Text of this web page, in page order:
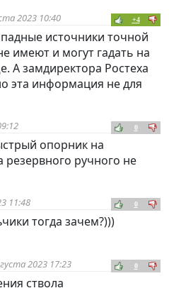
2023 10:40 +4
источники точной
имеют и могут гадать на
А замдиректора Ростеха
эта информация не для
0
опорник на
резервного ручного не
11:48 0
тогда зачем?)))
2023 17:23 0
ствола